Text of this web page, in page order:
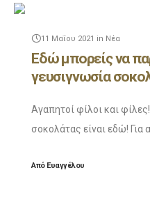
11 Μαΐου 2021 in Νέα
Εδώ μπορείς να
γευσιγνωσία
Αγαπητοί φίλοι και
σοκολάτας είναι εδώ! Για
100% κακαόμαζα. Δείτε το
ΑπόΕυαγγέλου